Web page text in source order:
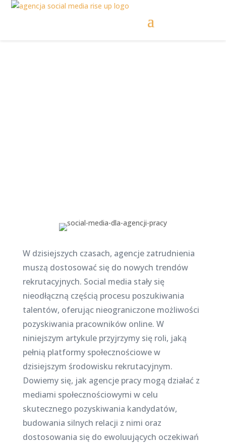
W dzisiejszych czasach, agencje zatrudnienia
muszą dostosować się do nowych trendów
rekrutacyjnych. Social media stały się
nieodłączną częścią procesu poszukiwania
talentów, oferując nieograniczone możliwości
pozyskiwania pracowników online. W
niniejszym artykule przyjrzymy się roli, jaką
pełnią platformy społecznościowe w
dzisiejszym środowisku rekrutacyjnym.
Dowiemy się, jak agencje pracy mogą działać z
mediami społecznościowymi w celu
skutecznego pozyskiwania kandydatów,
budowania silnych relacji z nimi oraz
dostosowania się do ewoluujących oczekiwań